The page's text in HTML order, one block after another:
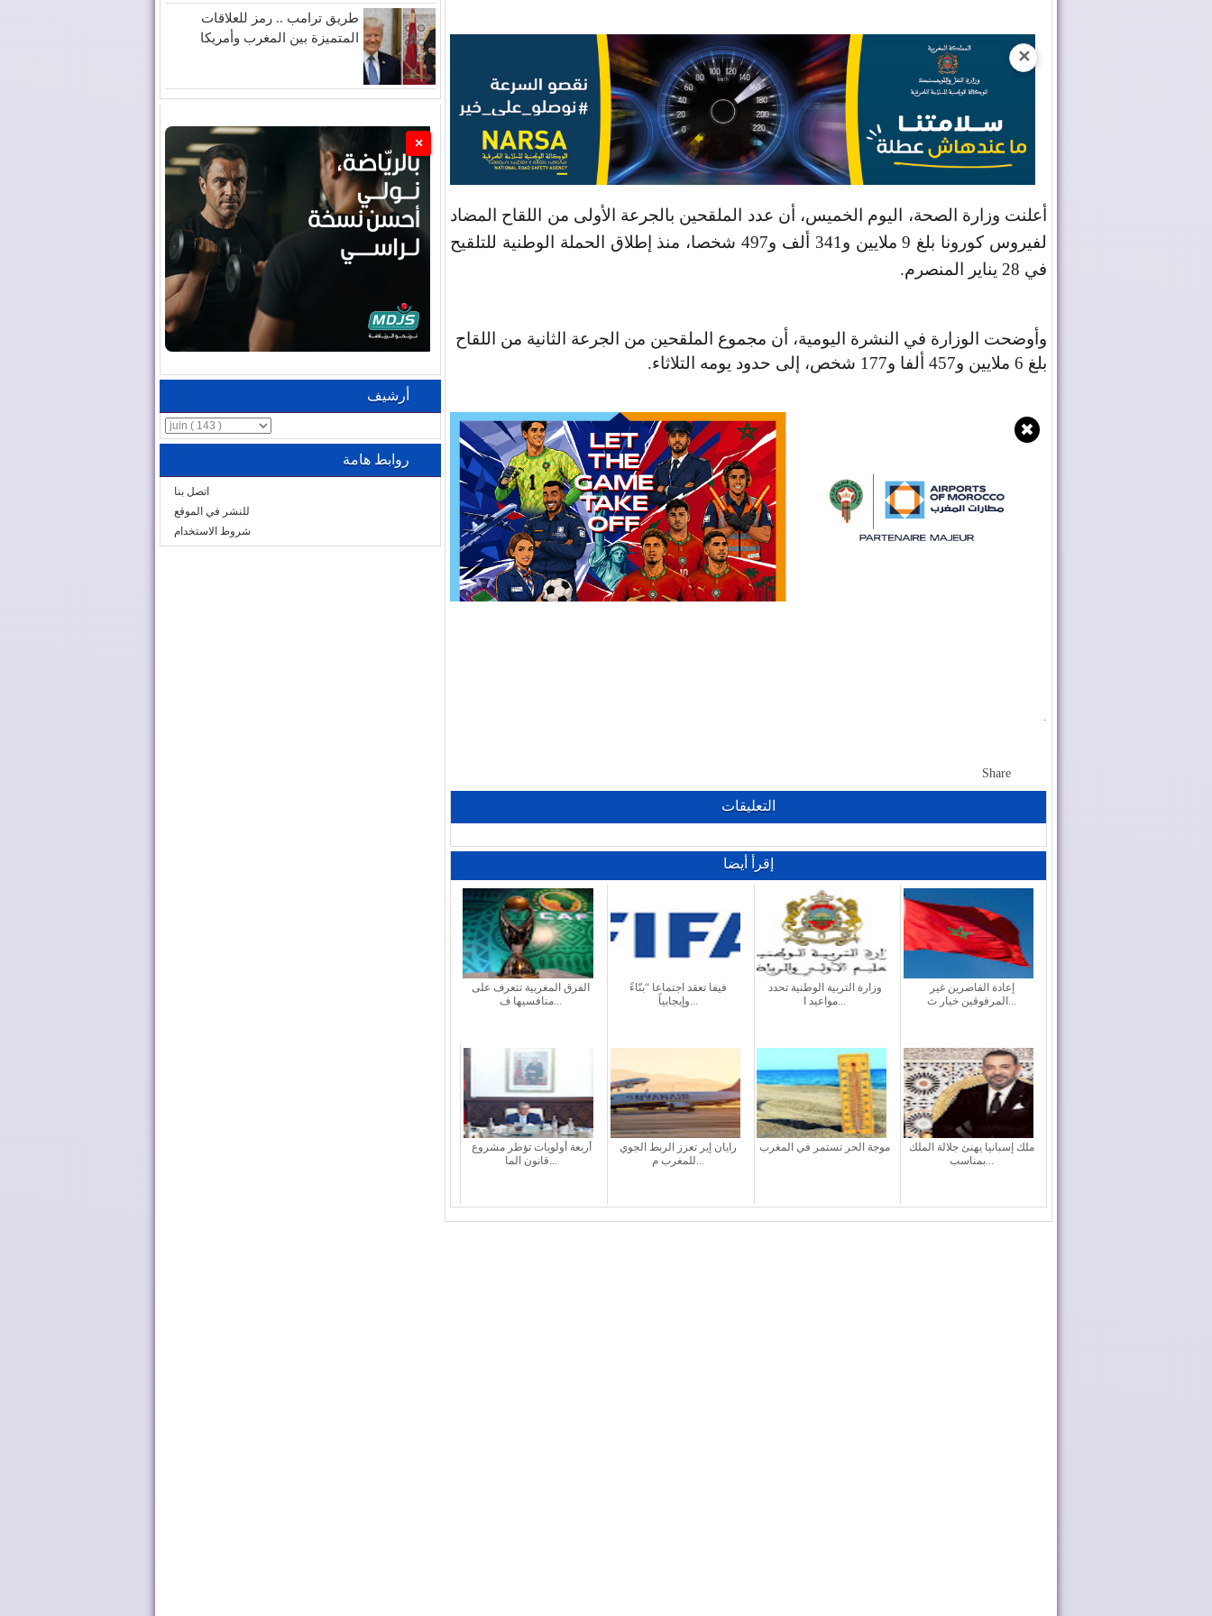
✕
أعلنت وزارة الصحة، اليوم الخميس، أن عدد الملقحين بالجرعة الأولى من اللقاح المضاد
لفيروس كورونا بلغ 9 ملايين و341 ألف و497 شخصا، منذ إطلاق الحملة الوطنية للتلقيح
في 28 يناير المنصرم
.
وأوضحت الوزارة في النشرة اليومية، أن مجموع الملقحين من الجرعة الثانية من اللقاح
بلغ 6 ملايين و457 ألفا و177 شخص، إلى حدود يومه التلاثاء
.
✖
Share
التعليقات
إقرأ أيضا
الفرق المغربية تتعرف على
منافسيها ف...
فيفا تعقد اجتماعا “بنّاءً
وإيجابياً...
وزارة التربية الوطنية تحدد
مواعيد ا...
إعادة القاصرين غير
المرفوقين خيار ث...
أربعة أولويات تؤطر مشروع
قانون الما...
رايان إير تعزز الربط الجوي
للمغرب م...
موجة الحر تستمر في المغرب
ملك إسبانيا يهنئ جلالة الملك
بمناسب...
طريق ترامب .. رمز للعلاقات
المتميزة بين المغرب وأمريكا
×
أرشيف
روابط هامة
اتصل بنا
للنشر في الموقع
شروط الاستخدام